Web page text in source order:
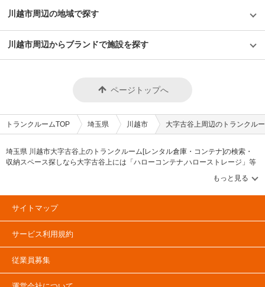
川越市周辺の地域で探す
川越市周辺からブランドで施設を探す
ページトップへ
トランクルームTOP 埼玉県 川越市 大字古谷上周辺のトランクル
埼玉県 川越市大字古谷上のトランクルーム[レンタル倉庫・コンテナ]の検索・
収納スペース探しなら大字古谷上には「ハローコンテナ,ハローストレージ」等
のブランドが掲載されています。借りたい地域から探して、広さ・料金[賃料]・
セキュリティ・空調完備・24時間出し入れ可能などの希望条件で絞込み！豊富
な物件数から様々な方法でご希望の収納スペースを簡単に探せるトランクルー
ム情報サイトです。大字古谷上で気になるトランクルームを見つけたら、メー
サイトマップ
サービス利用規約
従業員募集